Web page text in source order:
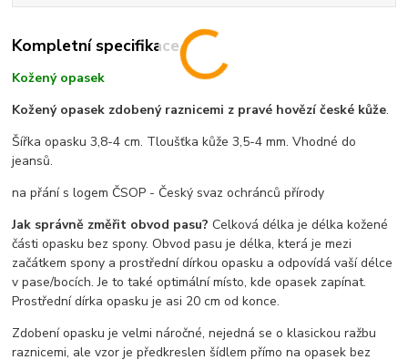
Kompletní specifikace
Kožený opasek
Kožený opasek zdobený raznicemi z pravé hovězí české kůže.
Šířka opasku 3,8-4 cm. Tloušťka kůže 3,5-4 mm. Vhodné do
jeansů.
na přání s logem ČSOP - Český svaz ochránců přírody
Jak správně změřit obvod pasu?Celková délka je délka kožené
části opasku bez spony. Obvod pasu je délka, která je mezi
začátkem spony a prostřední dírkou opasku a odpovídá vaší délce
v pase/bocích. Je to také optimální místo, kde opasek zapínat.
Prostřední dírka opasku je asi 20 cm od konce.
Zdobení opasku je velmi náročné, nejedná se o klasickou ražbu
raznicemi, ale vzor je předkreslen šídlem přímo na opasek bez